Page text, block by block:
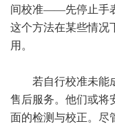
间校准——先停止手
这个方法在某些情况
用。
若自行校准未能成
售后服务。他们或将
面的检测与校正。尽